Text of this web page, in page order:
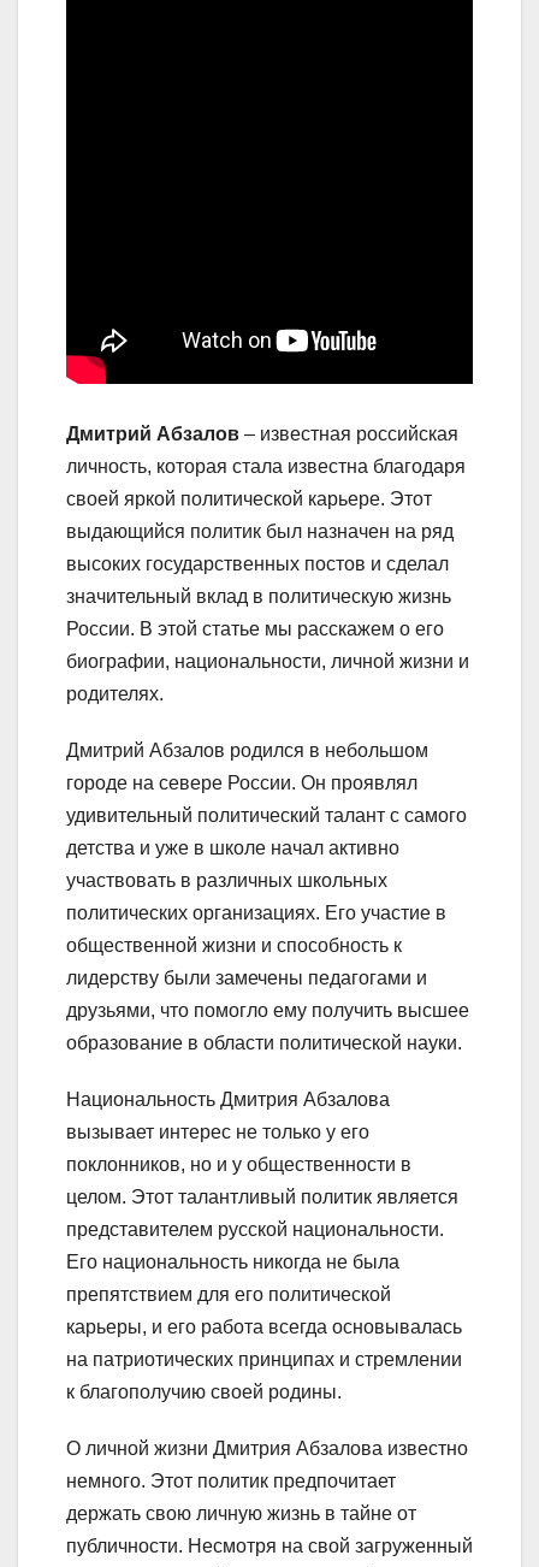
Дмитрий Абзалов – известная российская
личность, которая стала известна благодаря
своей яркой политической карьере. Этот
выдающийся политик был назначен на ряд
высоких государственных постов и сделал
значительный вклад в политическую жизнь
России. В этой статье мы расскажем о его
биографии, национальности, личной жизни и
родителях.
Дмитрий Абзалов родился в небольшом
городе на севере России. Он проявлял
удивительный политический талант с самого
детства и уже в школе начал активно
участвовать в различных школьных
политических организациях. Его участие в
общественной жизни и способность к
лидерству были замечены педагогами и
друзьями, что помогло ему получить высшее
образование в области политической науки.
Национальность Дмитрия Абзалова
вызывает интерес не только у его
поклонников, но и у общественности в
целом. Этот талантливый политик является
представителем русской национальности.
Его национальность никогда не была
препятствием для его политической
карьеры, и его работа всегда основывалась
на патриотических принципах и стремлении
к благополучию своей родины.
О личной жизни Дмитрия Абзалова известно
немного. Этот политик предпочитает
держать свою личную жизнь в тайне от
публичности. Несмотря на свой загруженный